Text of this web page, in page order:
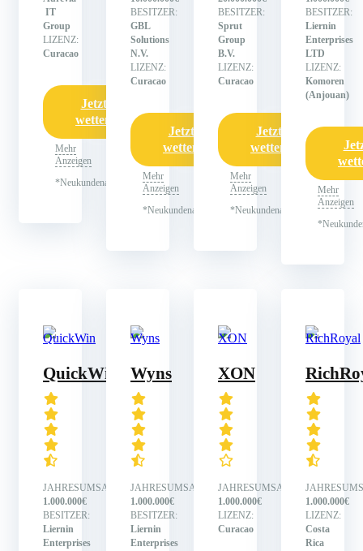
IT
Group
LIZENZ:
Curacao
Jetzt
wetten
Mehr
Anzeigen
*Neukundenangebot
BESITZER:
GBL
Solutions
N.V.
LIZENZ:
Curacao
Jetzt
wetten
Mehr
Anzeigen
*Neukundenangebot
BESITZER:
Sprut
Group
B.V.
LIZENZ:
Curacao
Jetzt
wetten
Mehr
Anzeigen
*Neukundenangebot
BESITZER:
Liernin
Enterprises
LTD
LIZENZ:
Komoren
(Anjouan)
Mehr
Anzeigen
QuickWin
JAHRESUMSATZ:
1.000.000€
BESITZER:
Liernin
Enterprises
Wyns
JAHRESUMSATZ:
1.000.000€
BESITZER:
Liernin
Enterprises
XON
JAHRESUMSATZ:
1.000.000€
LIZENZ:
Curacao
1.000.000€
LIZENZ:
Costa
Rica